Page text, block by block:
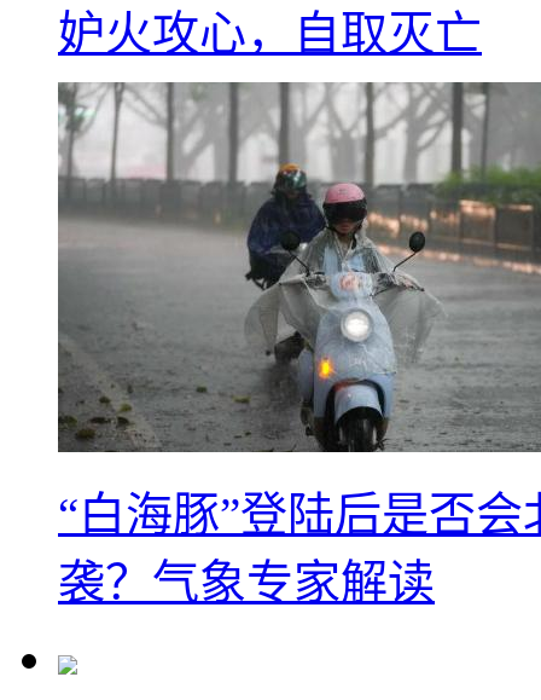
妒火攻心，自取灭亡
“白海豚”登陆后是否
袭？气象专家解读